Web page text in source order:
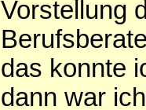
Vorstellung
das konnte
dann war